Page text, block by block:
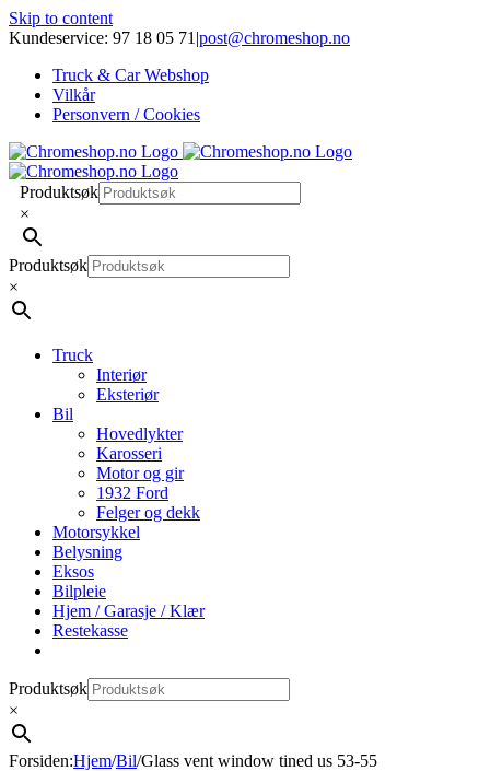
Skip to content
Kundeservice: 97 18 05 71 |post@chromeshop.no
Truck & Car Webshop
Vilkår
Personvern / Cookies
Produktsøk
×
Produktsøk
×
Truck
Interiør
Eksteriør
Bil
Hovedlykter
Karosseri
Motor og gir
1932 Ford
Felger og dekk
Motorsykkel
Belysning
Eksos
Bilpleie
Hjem / Garasje / Klær
Restekasse
Produktsøk
×
Forsiden:Hjem/Bil/Glass vent window tined us 53-55